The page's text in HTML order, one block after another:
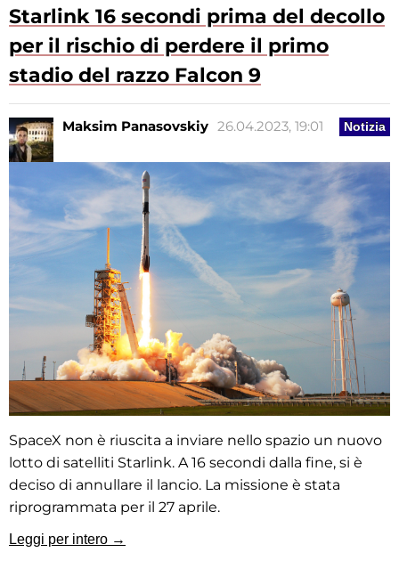
Starlink 16 secondi prima del decollo
per il rischio di perdere il primo
stadio del razzo Falcon 9
Notizia
Maksim Panasovskiy 26.04.2023, 19:01
SpaceX non è riuscita a inviare nello spazio un nuovo
lotto di satelliti Starlink. A 16 secondi dalla fine, si è
deciso di annullare il lancio. La missione è stata
riprogrammata per il 27 aprile.
Leggi per intero →